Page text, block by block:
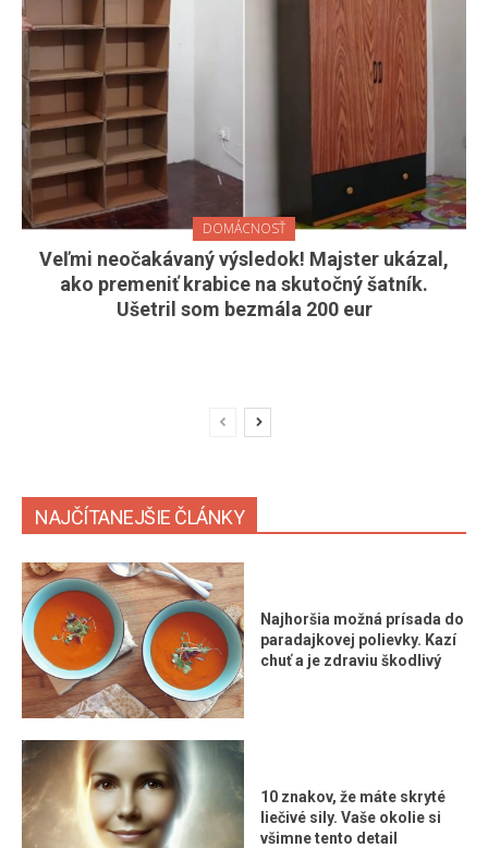
DOMÁCNOSŤ
Veľmi neočakávaný výsledok! Majster ukázal,
ako premeniť krabice na skutočný šatník.
Ušetril som bezmála 200 eur
NAJČÍTANEJŠIE ČLÁNKY
Najhoršia možná prísada do
paradajkovej polievky. Kazí
chuť a je zdraviu škodlivý
10 znakov, že máte skryté
liečivé sily. Vaše okolie si
všimne tento detail